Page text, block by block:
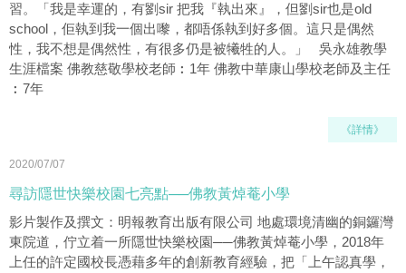
習。「我是幸運的，有劉sir 把我『執出來』，但劉sir也是old
school，佢執到我一個出嚟，都唔係執到好多個。這只是偶然
性，我不想是偶然性，有很多仍是被犧牲的人。」 吳永雄教學
生涯檔案 佛教慈敬學校老師︰1年 佛教中華康山學校老師及主任
︰7年
《詳情》
2020/07/07
尋訪隱世快樂校園七亮點──佛教黃焯菴小學
影片製作及撰文：明報教育出版有限公司 地處環境清幽的銅鑼灣
東院道，佇立着一所隱世快樂校園──佛教黃焯菴小學，2018年
上任的許定國校長憑藉多年的創新教育經驗，把「上午認真學，